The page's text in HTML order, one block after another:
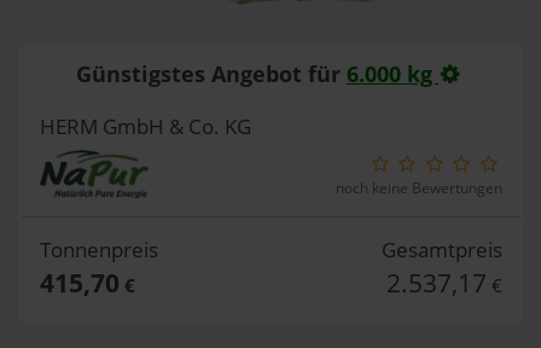
Günstigstes Angebot für 6.000 kg
HERM GmbH & Co. KG
noch keine Bewertungen
Tonnenpreis
415,70 €
Gesamtpreis
2.537,17 €